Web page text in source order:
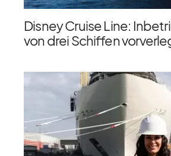
Disney Cruise Line:
von drei Schiffen